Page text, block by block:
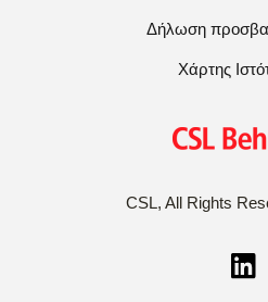
Δήλωση
Χάρτης
CSL, All Rights